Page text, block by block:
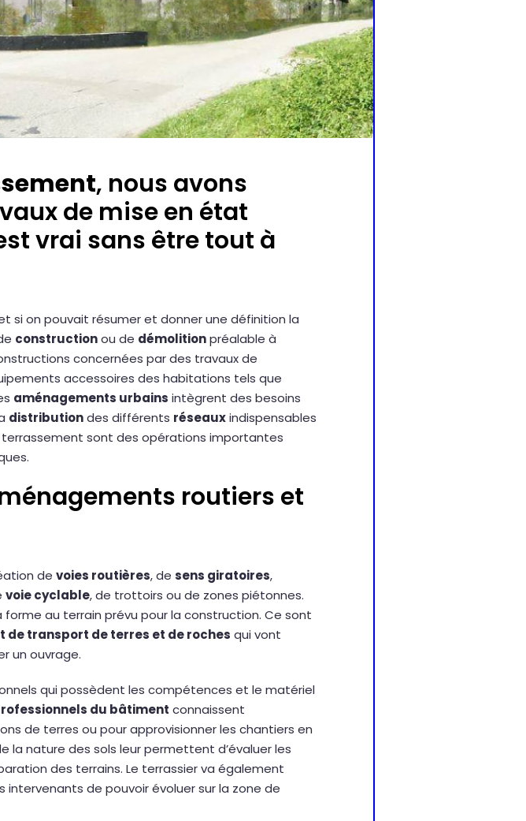
, nous avons
de mise en état
vrai sans être tout à
si on pouvait résumer et donner une définition la
constructionou de démolitionpréalable à
concernées par des travaux de
accessoires des habitations tels que
aménagements urbains intègrent des besoins
distributiondes différents réseauxindispensables
sont des opérations importantes
routiers et
de voies routières, de sens giratoires,
voie cyclable, de trottoirs ou de zones piétonnes.
au terrain prévu pour la construction. Ce sont
de transport de terres et de roches qui vont
un ouvrage.
qui possèdent les compétences et le matériel
du bâtiment connaissent
de terres ou pour approvisionner les chantiers en
la nature des sols leur permettent d’évaluer les
des terrains. Le terrassier va également
de pouvoir évoluer sur la zone de